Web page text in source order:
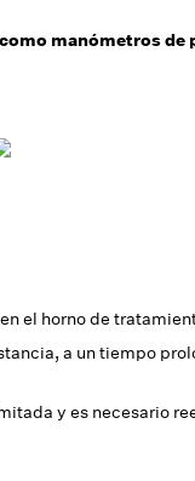
manómetros de
el horno de
a un tiempo
y es necesario